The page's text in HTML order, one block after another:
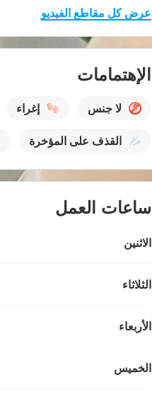
عرض كل مقاطع الفيديو
الإهتمامات
لا جنس إغراء
القذف على المؤخرة
ساعات العمل
الاثنين
الثلاثاء
الأربعاء
الخميس